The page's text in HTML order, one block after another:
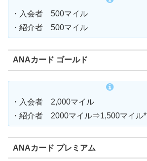
・入会者 500マイル
・紹介者 500マイル
ANAカード ゴールド
・入会者 2,000マイル
・紹介者 2000マイル⇒1,500マイル*
ANAカード プレミアム